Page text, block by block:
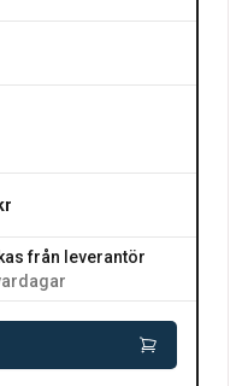
från leverantör